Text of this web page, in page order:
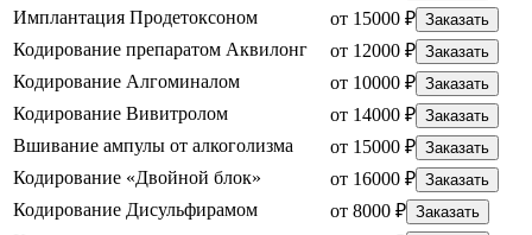
Имплантация Продетоксоном от 15000 ₽ Заказать
Кодирование препаратом Аквилонг от 12000 ₽ Заказать
Кодирование Алгоминалом от 10000 ₽ Заказать
Кодирование Вивитролом от 14000 ₽ Заказать
Вшивание ампулы от алкоголизма от 15000 ₽ Заказать
Кодирование «Двойной блок» от 16000 ₽ Заказать
Кодирование Дисульфирамом от 8000 ₽ Заказать